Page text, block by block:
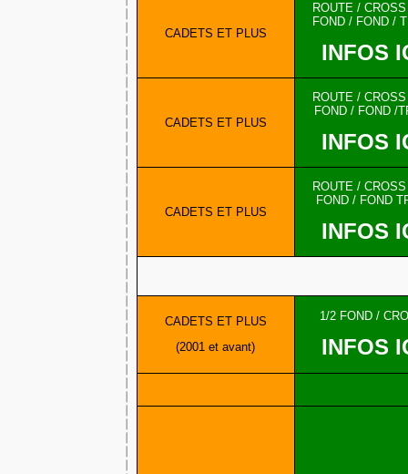
CADETS ET PLUS
ROUTE /
FOND / FOND /
INFOS
CADETS ET PLUS
ROUTE /
FOND / FOND /
INFOS
CADETS ET PLUS
ROUTE /
FOND / FOND
INFOS
CADETS ET PLUS
(2001 et avant)
1/2 FOND /
INFOS